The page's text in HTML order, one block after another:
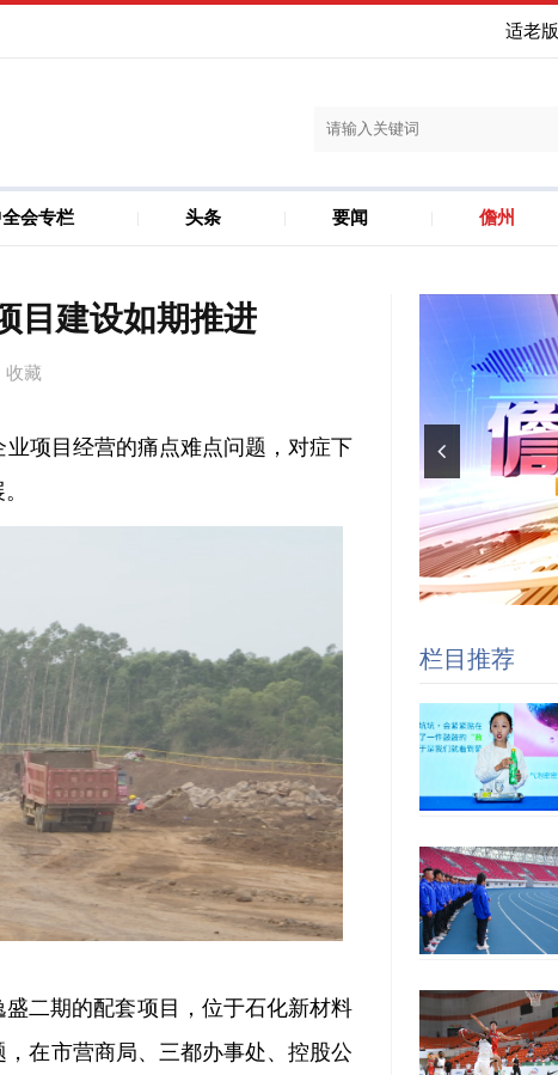
适老版
会专栏 头条 要闻 儋州
目建设如期推进
收藏
项目经营的痛点难点问题，对症下
二期的配套项目，位于石化新材料
在市营商局、三都办事处、控股公
栏目推荐